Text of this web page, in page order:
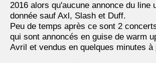
2016 alors qu'aucune annonce du line
donnée sauf Axl, Slash et Duff.
Peu de temps après ce sont 2
qui sont annoncés en guise de warm
Avril et vendus en quelques minutes à